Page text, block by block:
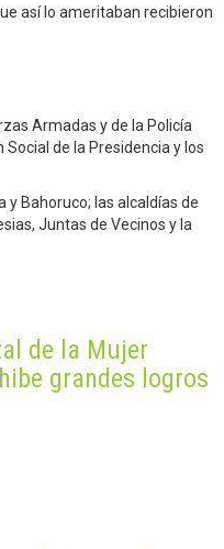
así lo ameritaban recibieron
Armadas y de la Policía
Social de la Presidencia y los
y Bahoruco; las alcaldías de
Juntas de Vecinos y la
de la Mujer
grandes logros